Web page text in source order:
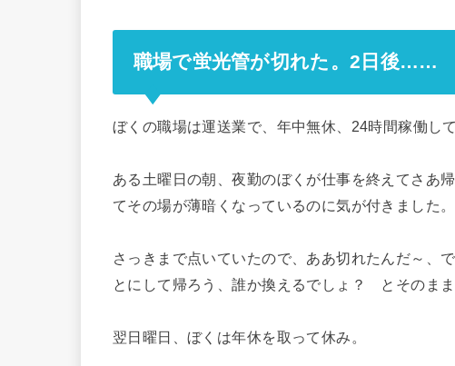
職場で蛍光管が切れた。2日後……
ぼくの職場は運送業で、年中無休、24時間稼働し
ある土曜日の朝、夜勤のぼくが仕事を終えてさあ
てその場が薄暗くなっているのに気が付きました。
さっきまで点いていたので、ああ切れたんだ～、
とにして帰ろう、誰か換えるでしょ？ とそのまま
翌日曜日、ぼくは年休を取って休み。